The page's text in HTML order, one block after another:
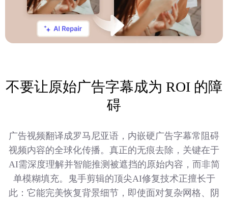
不要让原始广告字幕成为 ROI 的障
碍
广告视频翻译成罗马尼亚语，内嵌硬广告字幕常阻碍
视频内容的全球化传播。真正的无痕去除，关键在于
AI需深度理解并智能推测被遮挡的原始内容，而非简
单模糊填充。鬼手剪辑的顶尖AI修复技术正擅长于
此：它能完美恢复背景细节，即使面对复杂网格、阴